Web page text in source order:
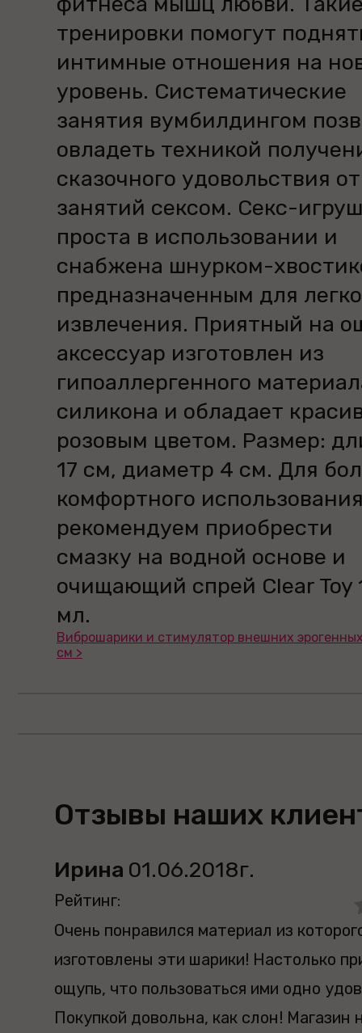
тренировки помогут
интимные отношения на
уровень. Систематические
занятия вумбилдингом
овладеть техникой
сказочного удовольствия от
занятий сексом. Секс-
проста в использовании и
снабжена шнурком-
предназначенным для
извлечения. Приятный на
аксессуар изготовлен из
гипоаллергенного
силикона и обладает
розовым цветом. Размер:
17 см, диаметр 4 см. Для
комфортного
рекомендуем приобрести
смазку на водной основе и
очищающий спрей Clear Toy
мл.
Виброшарики и стимулятор внешних
см >
Отзывы наших
Ирина 01.06.2018г.
Рейтинг:
Очень понравился материал из
изготовлены эти шарики! Настолько
ощупь, что пользоваться ими одно
Покупкой довольна, как слон! Магазин